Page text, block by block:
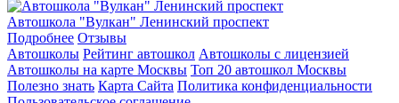
Автошкола "Вулкан" Ленинский проспект
Подробнее Отзывы
Автошколы Рейтинг автошкол Автошколы с лицензией
Автошколы на карте Москвы Топ 20 автошкол Москвы
Полезно знать Карта Сайта Политика конфиденциальности